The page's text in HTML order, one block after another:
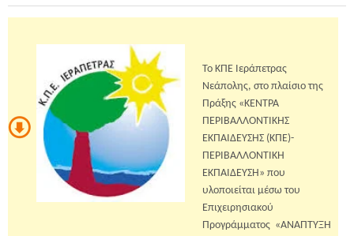
Το ΚΠΕ Ιεράπετρας
Νεάπολης, στο πλαίσιο της
Πράξης «ΚΕΝΤΡΑ
ΠΕΡΙΒΑΛΛΟΝΤΙΚΗΣ
ΕΚΠΑΙΔΕΥΣΗΣ (ΚΠΕ)-
ΠΕΡΙΒΑΛΛΟΝΤΙΚΗ
ΕΚΠΑΙΔΕΥΣΗ» που
υλοποιείται μέσω του
Επιχειρησιακού
Προγράμματος «ΑΝΑΠΤΥΞΗ